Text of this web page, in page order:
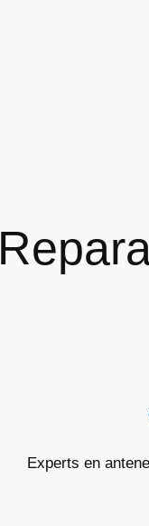
Experts en